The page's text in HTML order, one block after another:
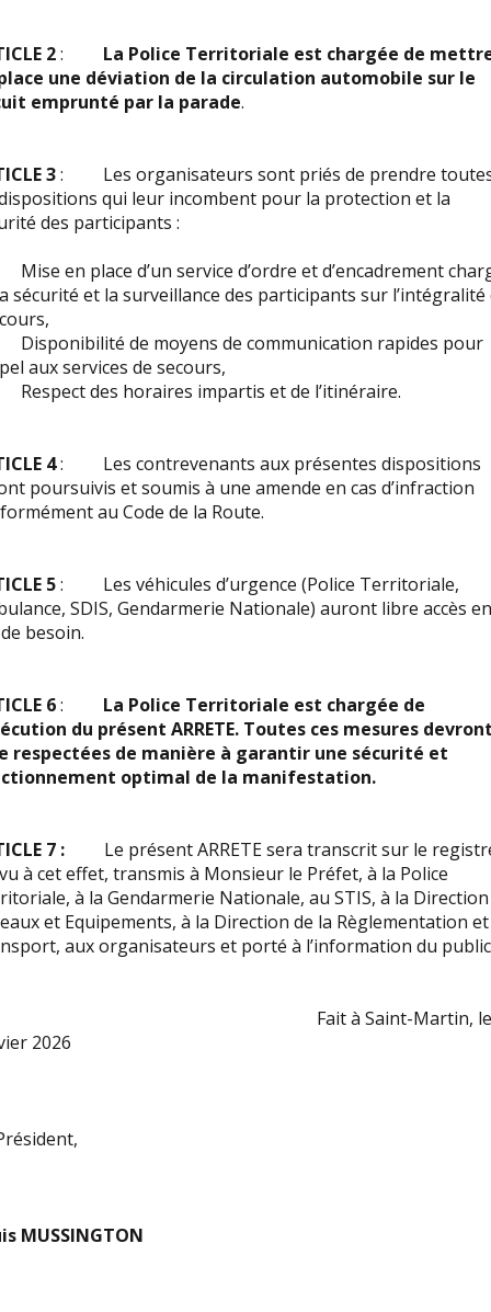
2: La Police Territoriale est chargée de
une déviation de la circulation automobile sur le
emprunté par la parade.
3: Les organisateurs sont priés de prendre
qui leur incombent pour la protection et la
des participants :
en place d’un service d’ordre et d’encadrement
sécurité et la surveillance des participants sur l’intégralité
de moyens de communication rapides pour
aux services de secours,
des horaires impartis et de l’itinéraire.
4: Les contrevenants aux présentes dispositions
poursuivis et soumis à une amende en cas d’infraction
au Code de la Route.
5: Les véhicules d’urgence (Police Territoriale,
SDIS, Gendarmerie Nationale) auront libre accès
besoin.
6: La Police Territoriale est chargée de
du présent ARRETE. Toutes ces mesures
respectées de manière à garantir une sécurité et
optimal de la manifestation.
7 : Le présent ARRETE sera transcrit sur le
à cet effet, transmis à Monsieur le Préfet, à la Police
à la Gendarmerie Nationale, au STIS, à la Direction
et Equipements, à la Direction de la Règlementation
aux organisateurs et porté à l’information du
à Saint-Martin, le
2026
MUSSINGTON